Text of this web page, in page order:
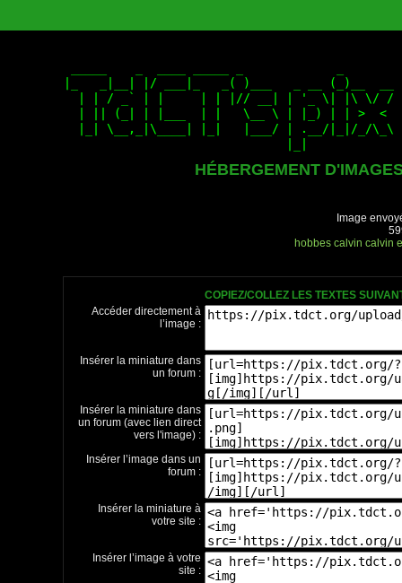
HÉBERGEMENT
Image
hobbes calvin calvin
COPIEZ/COLLEZ LES TEXTES
Accéder directement à
l’image :
Insérer la miniature dans
un forum :
Insérer la miniature dans
un forum (avec lien direct
vers l'image) :
Insérer l’image dans un
forum :
Insérer la miniature à
votre site :
Insérer l’image à votre
site :